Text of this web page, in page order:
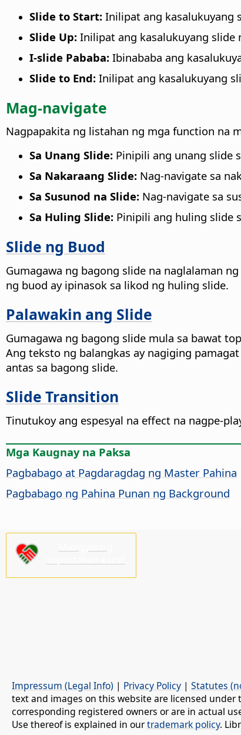
Slide to Start: Inilipat ang kasalukuyang
Slide Up: Inilipat ang kasalukuyang slide
I-slide Pababa: Ibinababa ang
Slide to End: Inilipat ang kasalukuyang
Mag-navigate
Nagpapakita ng listahan ng mga function na
Sa Unang Slide: Pinipili ang unang slide
Sa Nakaraang Slide: Nag-navigate sa
Sa Susunod na Slide: Nag-navigate sa
Sa Huling Slide: Pinipili ang huling slide
Slide ng Buod
Gumagawa ng bagong slide na naglalaman
ng buod ay ipinasok sa likod ng huling slide.
Palawakin ang Slide
Gumagawa ng bagong slide mula sa bawat
Ang teksto ng balangkas ay nagiging
antas sa bagong slide.
Slide Transition
Tinutukoy ang espesyal na effect na nagpe-
Mga Kaugnay na Paksa
Pagbabago at Pagdaragdag ng Master Pahina
Pagbabago ng Pahina Punan ng Background
Impressum (Legal Info) | Privacy Policy | Statutes
text and images on this website are licensed under
corresponding registered owners or are in actual
Use thereof is explained in ourtrademark policy.